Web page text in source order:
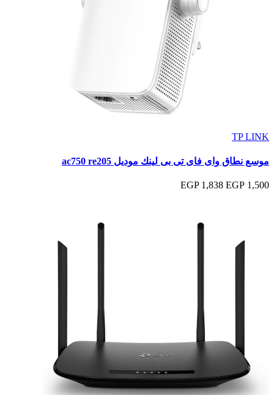
TP LINK
موسع نطاق واى فاى تى بى لينك موديل ac750 re205
1,500 EGP
1,838 EGP